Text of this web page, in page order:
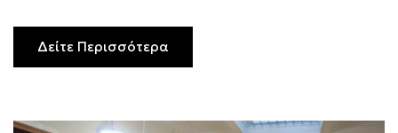
ΤΟΥ
Δείτε Περισσότερα